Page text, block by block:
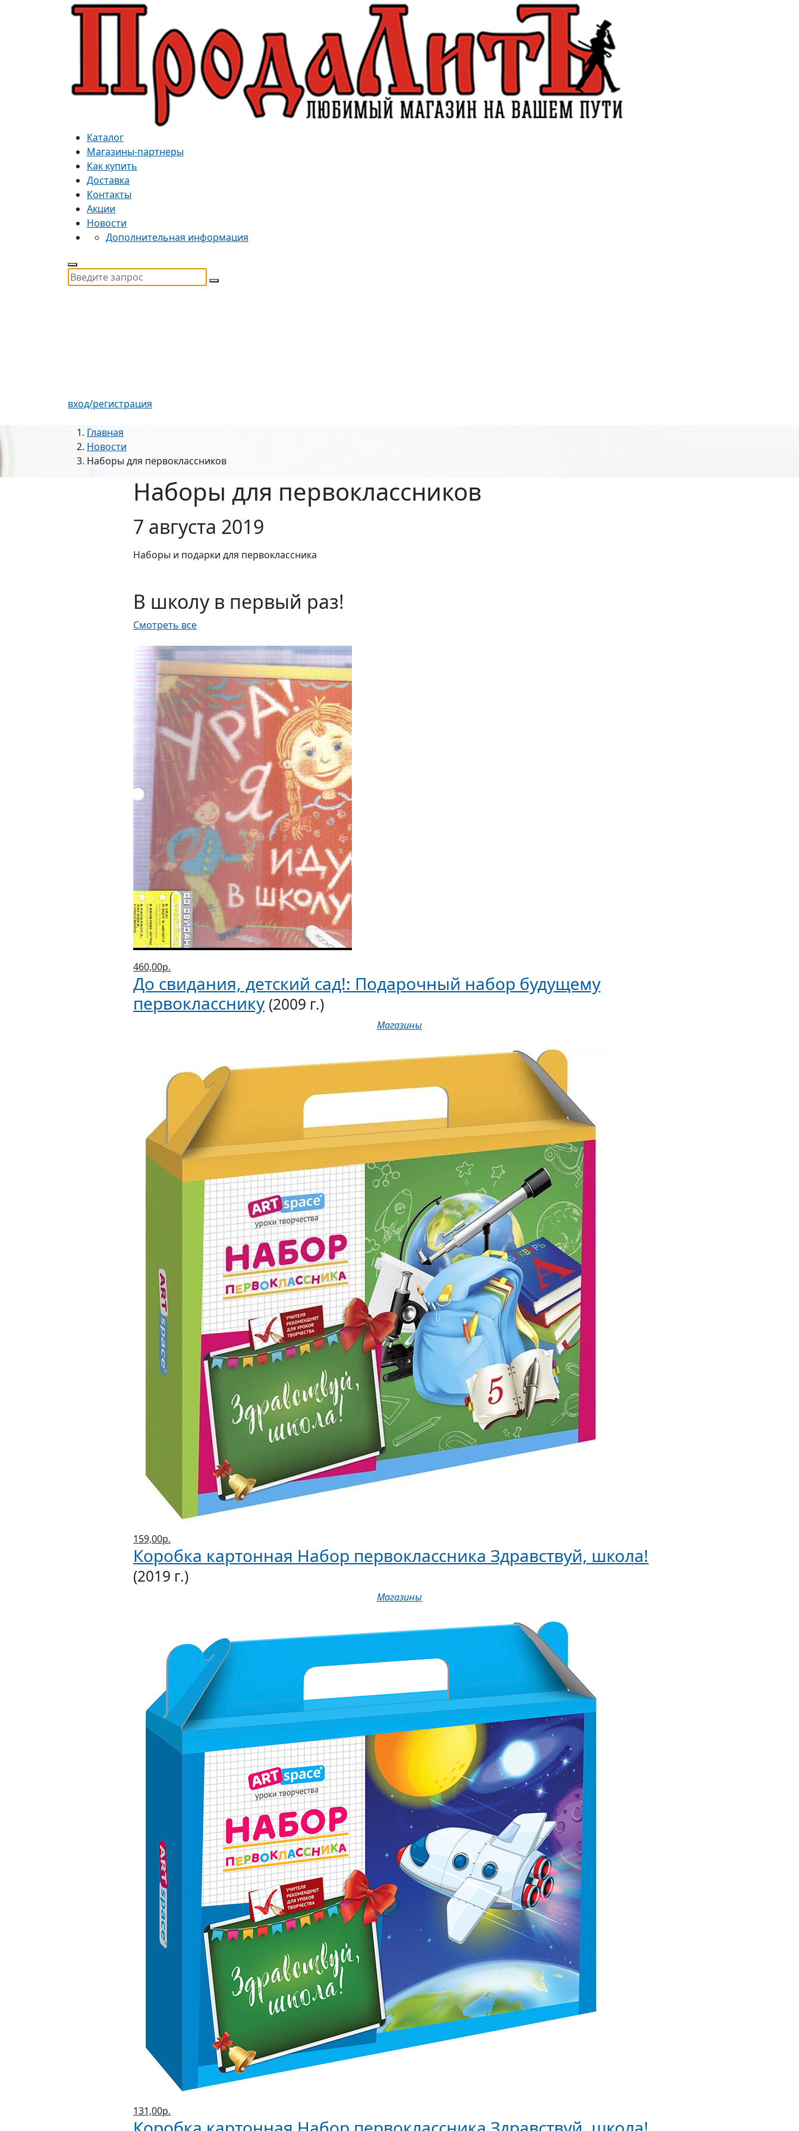
Каталог
Магазины-партнеры
Как купить
Доставка
Контакты
Акции
Новости
Дополнительная информация
вход/регистрация
Главная
Новости
Наборы для первоклассников
Наборы для первоклассников
7 августа 2019
Наборы и подарки для первоклассника
В школу в первый раз!
Смотреть все
460,00р.
До свидания, детский сад!: Подарочный набор будущему
первокласснику (2009 г.)
Магазины
159,00р.
Коробка картонная Набор первоклассника Здравствуй, школа!
(2019 г.)
Магазины
131,00р.